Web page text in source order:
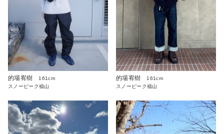
的場宥樹
161cm
スノーピーク福山
的場宥樹
161cm
スノーピーク福山